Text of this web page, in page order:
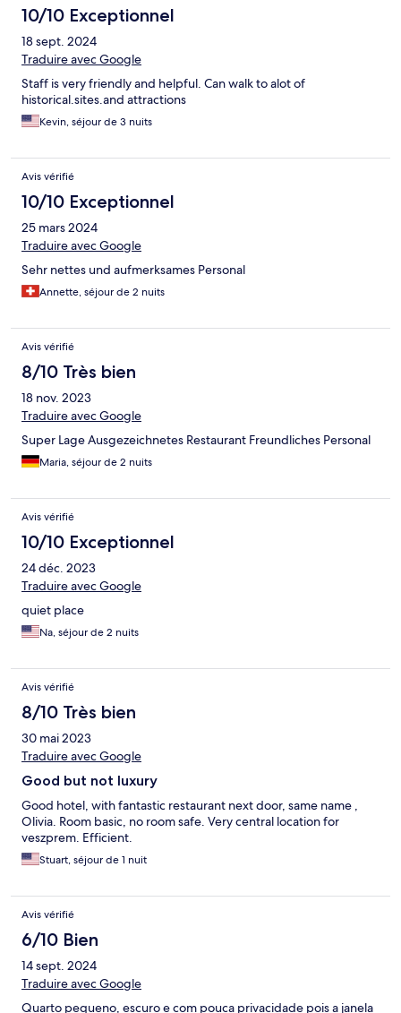
10/10 Exceptionnel
18 sept. 2024
Traduire avec Google
Staff is very friendly and helpful. Can walk to alot of
historical.sites.and attractions
Kevin, séjour de 3 nuits
Avis vérifié
10/10 Exceptionnel
25 mars 2024
Traduire avec Google
Sehr nettes und aufmerksames Personal
Annette, séjour de 2 nuits
Avis vérifié
8/10 Très bien
18 nov. 2023
Traduire avec Google
Super Lage Ausgezeichnetes Restaurant Freundliches Personal
Maria, séjour de 2 nuits
Avis vérifié
10/10 Exceptionnel
24 déc. 2023
Traduire avec Google
quiet place
Na, séjour de 2 nuits
Avis vérifié
8/10 Très bien
30 mai 2023
Traduire avec Google
Good but not luxury
Good hotel, with fantastic restaurant next door, same name ,
Olivia. Room basic, no room safe. Very central location for
veszprem. Efficient.
Stuart, séjour de 1 nuit
Avis vérifié
6/10 Bien
14 sept. 2024
Traduire avec Google
Quarto pequeno, escuro e com pouca privacidade pois a janela